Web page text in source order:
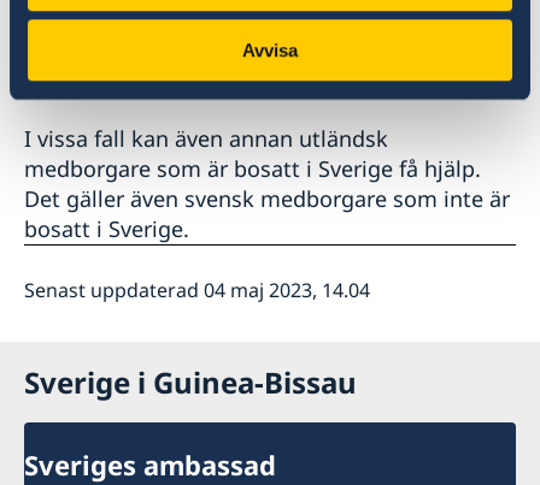
Avvisa
Sverige
flykting eller statslös person som är bosatt
i Sverige.
I vissa fall kan även annan utländsk
medborgare som är bosatt i Sverige få hjälp.
Det gäller även svensk medborgare som inte är
bosatt i Sverige.
Senast uppdaterad 04 maj 2023, 14.04
Sverige i Guinea-Bissau
Sveriges ambassad